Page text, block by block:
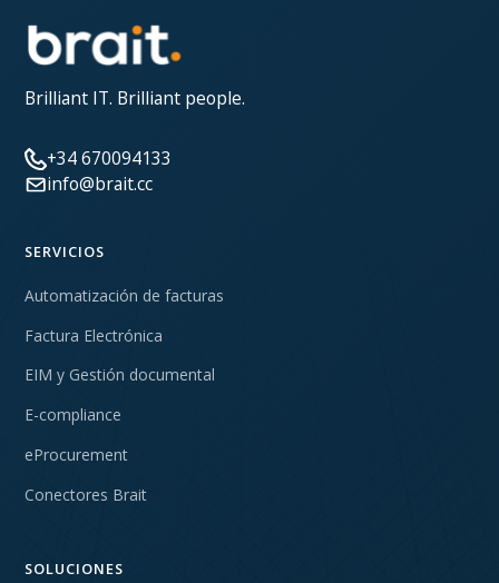
Brilliant IT. Brilliant people.
+34 670094133
info@brait.cc
SERVICIOS
Automatización de facturas
Factura Electrónica
EIM y Gestión documental
E-compliance
eProcurement
Conectores Brait
SOLUCIONES